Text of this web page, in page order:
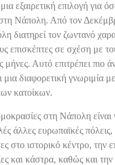
εξαιρετική επιλογή για
Νάπολη. Από τον
διατηρεί τον ζωντανό
επισκέπτες σε σχέση με
μήνες. Αυτό επιτρέπει πιο
μια διαφορετική γνωριμία
κατοίκων.
στη Νάπολη είναι
άλλες ευρωπαϊκές
στο ιστορικό κέντρο, την
και κάστρα, καθώς και